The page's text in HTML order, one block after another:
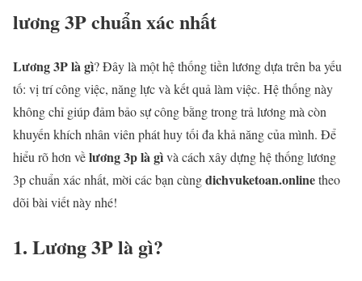
lương 3P chuẩn xác nhất
Lương 3P là gì? Đây là một hệ thống tiền lương dựa trên ba yếu
tố: vị trí công việc, năng lực và kết quả làm việc. Hệ thống này
không chỉ giúp đảm bảo sự công bằng trong trả lương mà còn
khuyến khích nhân viên phát huy tối đa khả năng của mình. Để
hiểu rõ hơn vềlương 3p là gìvà cách xây dựng hệ thống lương
3p chuẩn xác nhất, mời các bạn cùngdichvuketoan.onlinetheo
dõi bài viết này nhé!
1. Lương 3P là gì?